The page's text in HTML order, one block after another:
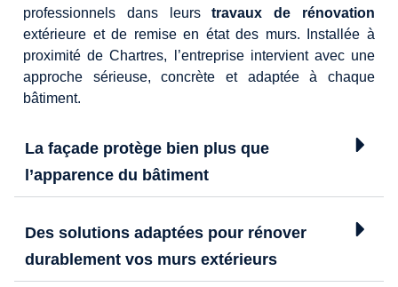
professionnels dans leurstravaux de rénovation
extérieure et de remise en état des murs. Installée à
proximité de Chartres, l’entreprise intervient avec une
approche sérieuse, concrète et adaptée à chaque
bâtiment.
La façade protège bien plus que
l’apparence du bâtiment
Des solutions adaptées pour rénover
durablement vos murs extérieurs